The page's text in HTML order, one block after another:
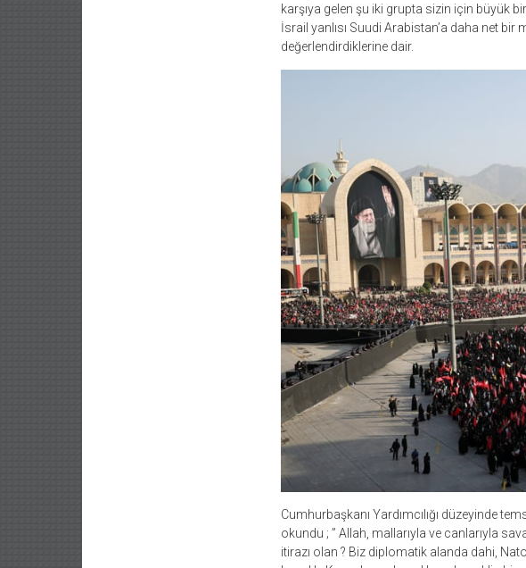
karşıya gelen şu iki grupta sizin için büyük
İsrail yanlısı Suudi Arabistan’a daha net bir
değerlendirdiklerine dair.
Cumhurbaşkanı Yardımcılığı düzeyinde
okundu ; ” Allah, mallarıyla ve canlarıyla
itirazı olan ? Biz diplomatik alanda dahi,